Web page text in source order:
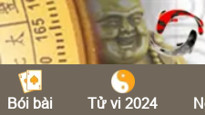
Bói bài Tử vi 2024